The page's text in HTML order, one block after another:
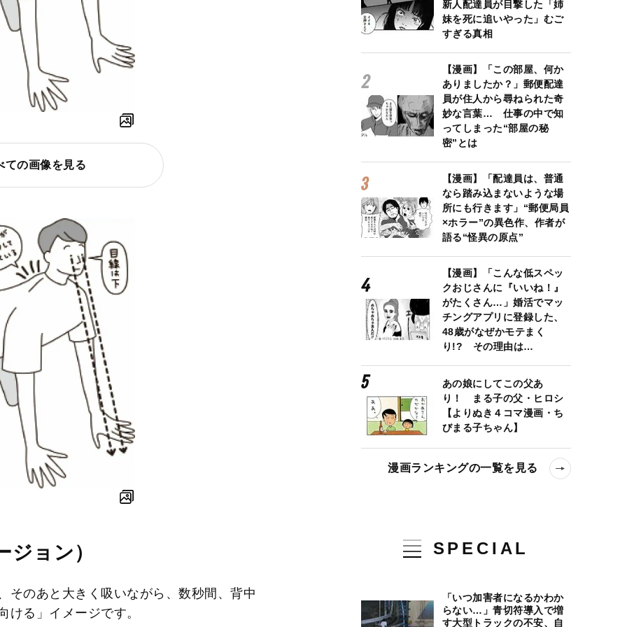
ての画像を見る
ョン）
そのあと大きく吸いながら、数秒間、背中
ける」イメージです。
新人配達員が目撃した「姉
妹を死に追いやった」むご
すぎる真相
【漫画】「この部屋、何か
ありましたか？」郵便配達
員が住人から尋ねられた奇
妙な言葉… 仕事の中で知
ってしまった“部屋の秘
密”とは
【漫画】「配達員は、普通
なら踏み込まないような場
所にも行きます」“郵便局員
×ホラー”の異色作、作者が
語る“怪異の原点”
【漫画】「こんな低スペッ
クおじさんに『いいね！』
がたくさん…」婚活でマッ
チングアプリに登録した、
48歳がなぜかモテまく
り!? その理由は…
あの娘にしてこの父あ
り！ まる子の父・ヒロシ
【よりぬき４コマ漫画・ち
びまる子ちゃん】
漫画ランキングの一覧を見る
SPECIAL
「いつ加害者になるかわか
らない…」青切符導入で増
す大型トラックの不安、自